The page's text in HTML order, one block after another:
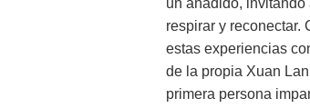
un añadido, invitando
respirar y reconectar.
estas experiencias
de la propia Xuan
primera persona